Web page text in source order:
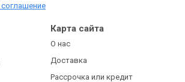
Карта сайта
О нас
Доставка
Рассрочка или кредит